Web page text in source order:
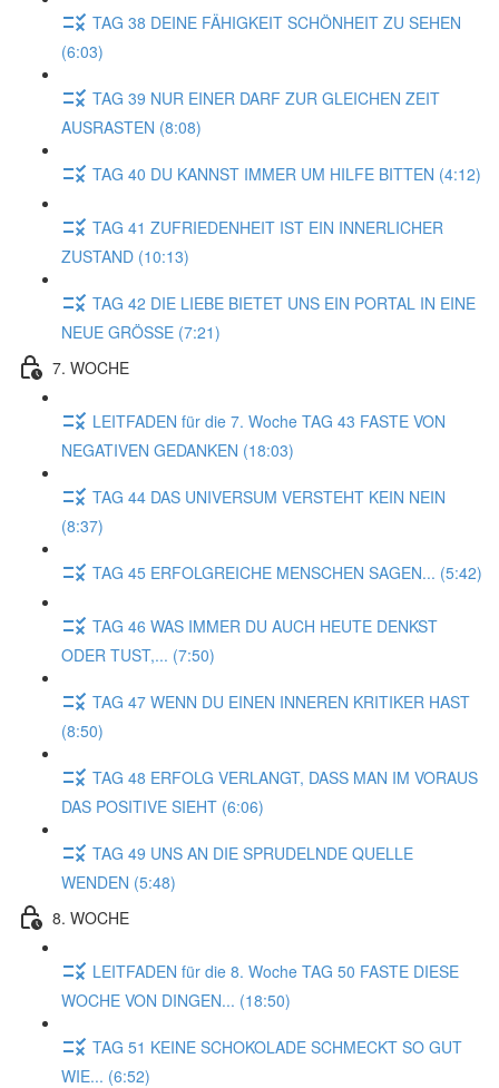
TAG 38 DEINE FÄHIGKEIT SCHÖNHEIT ZU SEHEN
(6:03)
TAG 39 NUR EINER DARF ZUR GLEICHEN ZEIT
AUSRASTEN (8:08)
TAG 40 DU KANNST IMMER UM HILFE BITTEN (4:12)
TAG 41 ZUFRIEDENHEIT IST EIN INNERLICHER
ZUSTAND (10:13)
TAG 42 DIE LIEBE BIETET UNS EIN PORTAL IN EINE
NEUE GRÖSSE (7:21)
7. WOCHE
LEITFADEN für die 7. Woche TAG 43 FASTE VON
NEGATIVEN GEDANKEN (18:03)
TAG 44 DAS UNIVERSUM VERSTEHT KEIN NEIN
(8:37)
TAG 45 ERFOLGREICHE MENSCHEN SAGEN... (5:42)
TAG 46 WAS IMMER DU AUCH HEUTE DENKST
ODER TUST,... (7:50)
TAG 47 WENN DU EINEN INNEREN KRITIKER HAST
(8:50)
TAG 48 ERFOLG VERLANGT, DASS MAN IM VORAUS
DAS POSITIVE SIEHT (6:06)
TAG 49 UNS AN DIE SPRUDELNDE QUELLE
WENDEN (5:48)
8. WOCHE
LEITFADEN für die 8. Woche TAG 50 FASTE DIESE
WOCHE VON DINGEN... (18:50)
TAG 51 KEINE SCHOKOLADE SCHMECKT SO GUT
WIE... (6:52)